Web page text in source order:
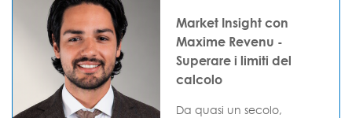
Market Insight con
Maxime Revenu -
Superare i limiti del
calcolo
Da quasi un secolo,